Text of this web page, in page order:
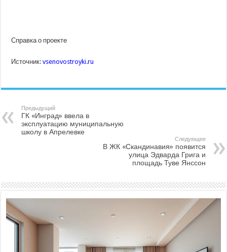
Справка о проекте
Источник:vsenovostroyki.ru
Предыдущий
ГК «Инград» ввела в
эксплуатацию муниципальную
школу в Апрелевке
Следующее
В ЖК «Скандинавия» появится
улица Эдварда Грига и
площадь Туве Янссон